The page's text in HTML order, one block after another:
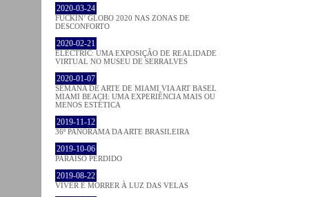
2020-03-24
FUCKIN’ GLOBO 2020 NAS ZONAS DE
DESCONFORTO
2020-02-21
ELECTRIC: UMA EXPOSIÇÃO DE REALIDADE
VIRTUAL NO MUSEU DE SERRALVES
2020-01-07
SEMANA DE ARTE DE MIAMI VIA ART BASEL
MIAMI BEACH: UMA EXPERIÊNCIA MAIS OU
MENOS ESTÉTICA
2019-11-12
36º PANORAMA DA ARTE BRASILEIRA
2019-10-06
PARAÍSO PERDIDO
2019-08-22
VIVER E MORRER À LUZ DAS VELAS